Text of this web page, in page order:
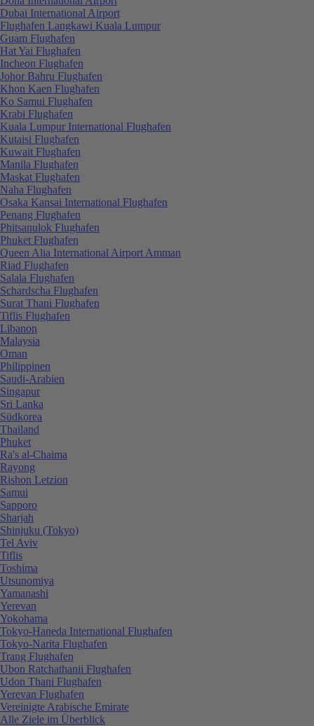
Dubai International Airport
Flughafen Langkawi Kuala Lumpur
Guam Flughafen
Hat Yai Flughafen
Incheon Flughafen
Johor Bahru Flughafen
Khon Kaen Flughafen
Ko Samui Flughafen
Krabi Flughafen
Kuala Lumpur International Flughafen
Kutaisi Flughafen
Kuwait Flughafen
Manila Flughafen
Maskat Flughafen
Naha Flughafen
Osaka Kansai International Flughafen
Penang Flughafen
Phitsanulok Flughafen
Phuket Flughafen
Queen Alia International Airport Amman
Riad Flughafen
Salala Flughafen
Schardscha Flughafen
Surat Thani Flughafen
Tiflis Flughafen
Libanon
Malaysia
Oman
Philippinen
Saudi-Arabien
Singapur
Sri Lanka
Südkorea
Thailand
Phuket
Ra's al-Chaima
Rayong
Rishon Letzion
Samui
Sapporo
Sharjah
Shinjuku (Tokyo)
Tel Aviv
Tiflis
Toshima
Utsunomiya
Yamanashi
Yerevan
Yokohama
Tokyo-Haneda International Flughafen
Tokyo-Narita Flughafen
Trang Flughafen
Ubon Ratchathanii Flughafen
Udon Thani Flughafen
Yerevan Flughafen
Vereinigte Arabische Emirate
Alle Ziele im Überblick